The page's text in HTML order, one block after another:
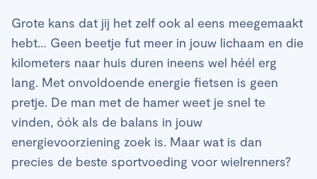
Grote kans dat jij het zelf ook al eens meegemaakt
hebt… Geen beetje fut meer in jouw lichaam en die
kilometers naar huis duren ineens wel héél erg
lang. Met onvoldoende energie fietsen is geen
pretje. De man met de hamer weet je snel te
vinden, óók als de balans in jouw
energievoorziening zoek is. Maar wat is dan
precies de beste sportvoeding voor wielrenners?